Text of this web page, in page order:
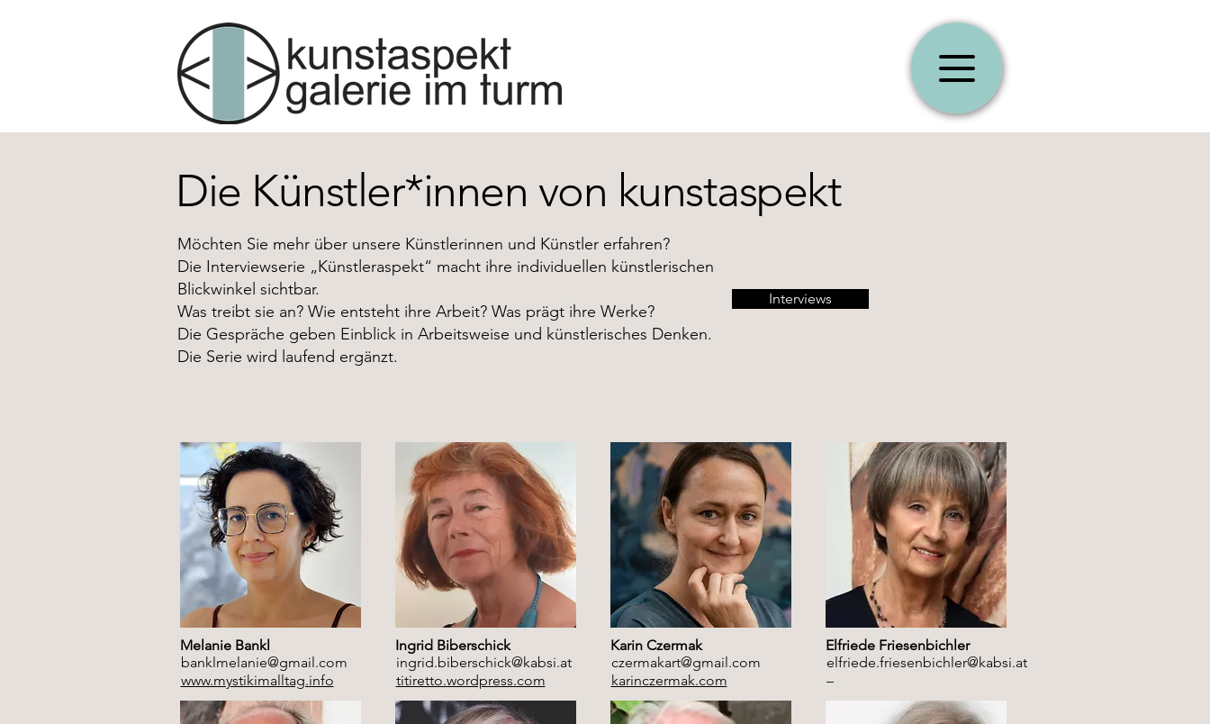
Die Künstler*innen von kunstaspekt
Möchten Sie mehr über unsere Künstlerinnen und Künstler erfahren?
Die Interviewserie „Künstleraspekt“ macht ihre individuellen künstlerischen
Blickwinkel sichtbar.
Was treibt sie an? Wie entsteht ihre Arbeit? Was prägt ihre Werke?
Die Gespräche geben Einblick in Arbeitsweise und künstlerisches Denken.
Die Serie wird laufend ergänzt.
Interviews
Melanie Bankl
banklmelanie@gmail.com
www.mystikimalltag.info
Ingrid Biberschick
ingrid.biberschick@kabsi.at
titiretto.wordpress.com
Karin Czermak
czermakart@gmail.com
karinczermak.com
Elfriede Friesenbichler
elfriede.friesenbichler@kabsi.at
–